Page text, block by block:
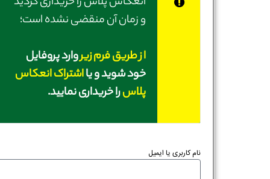
و زمان آن منقضی نشده است؛
از طریق فرم زیروارد پروفایل
خود شوید و یااشتراک انعکاس
پلاسرا خریداری نمایید.
نام کاربری یا ایمیل